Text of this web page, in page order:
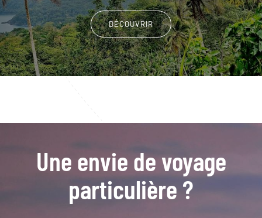
DÉCOUVRIR
Une envie de voyage
particulière ?